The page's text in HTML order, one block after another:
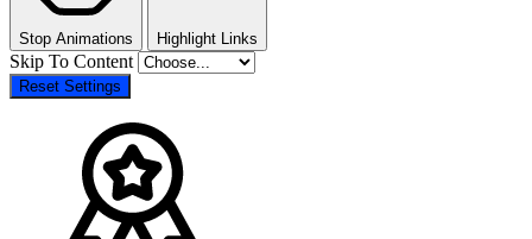
Stop Animations Highlight Links
Skip To Content
Reset Settings